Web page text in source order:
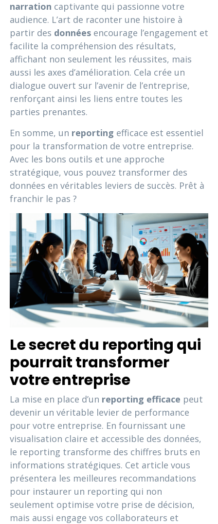
narration captivante qui passionne votre
audience. L’art de raconter une histoire à
partir des données encourage l’engagement et
facilite la compréhension des résultats,
affichant non seulement les réussites, mais
aussi les axes d’amélioration. Cela crée un
dialogue ouvert sur l’avenir de l’entreprise,
renforçant ainsi les liens entre toutes les
parties prenantes.
En somme, un reporting efficace est essentiel
pour la transformation de votre entreprise.
Avec les bons outils et une approche
stratégique, vous pouvez transformer des
données en véritables leviers de succès. Prêt à
franchir le pas ?
Le secret du reporting qui
pourrait transformer
votre entreprise
La mise en place d’un reporting efficace peut
devenir un véritable levier de performance
pour votre entreprise. En fournissant une
visualisation claire et accessible des données,
le reporting transforme des chiffres bruts en
informations stratégiques. Cet article vous
présentera les meilleures recommandations
pour instaurer un reporting qui non
seulement optimise votre prise de décision,
mais aussi engage vos collaborateurs et